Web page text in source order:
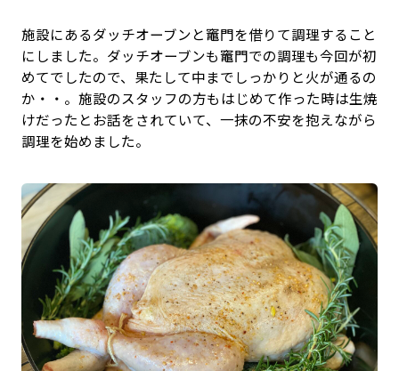
施設にあるダッチオーブンと竈門を借りて調理すること
にしました。ダッチオーブンも竈門での調理も今回が初
めてでしたので、果たして中までしっかりと火が通るの
か・・。施設のスタッフの方もはじめて作った時は生焼
けだったとお話をされていて、一抹の不安を抱えながら
調理を始めました。